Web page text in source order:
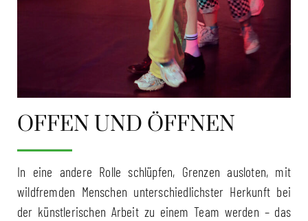
OFFEN UND ÖFFNEN
In eine andere Rolle schlüpfen, Grenzen ausloten, mit
wildfremden Menschen unterschiedlichster Herkunft bei
der künstlerischen Arbeit zu einem Team werden – das